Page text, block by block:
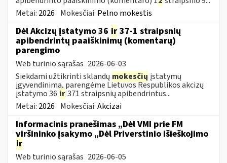
Metai: 2026 Mokesčiai: Pelno mokestis
Dėl Akcizų įstatymo 36 ir 37-1 straipsnių
apibendrintų paaiškinimų (komentarų)
parengimo
Web turinio sąrašas 2026-06-03
Siekdami užtikrinti sklandų mokesčių įstatymų
įgyvendinimą, parengėme Lietuvos Respublikos akcizų
įstatymo 36 ir371 straipsnių apibendrintus...
Metai: 2026 Mokesčiai:Akcizai
Informacinis pranešimas „Dėl VMI prie FM
viršininko įsakymo „Dėl Priverstinio išieškojimo
ir
Web turinio sąrašas 2026-06-05